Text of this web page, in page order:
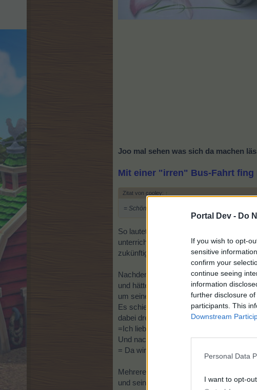
Portal Dev - Do
If you wish to opt-
sensitive
confirm your
continue seeing
information
further disclosure
participants. This
Downstream
Personal Data
I want to opt-
Joo mal sehen was sich da machen
Mit einer "irren" Bus-Fahrt fing
Zitat von cooley: ↑
= Schön... dann bist Du ja nicht mehr ständig
So lautete jener Satz, den Studentin
unterrichtet hatte, nicht mehr in der
zukünftig zu Hause, selbständig seinen
Nachdem die junge, burschikose Carla
und hätten diese auch blind gefunden
um seinen Hals gelegt.
Es schien eine gefühlte Ewigkeit zu
dabei drehte er sich mit Ihr um den Hals
=Ich liebe Dich... wann kommt es
Und nach einer ganzen Lawine von
= Da wirst Dich noch 6 Monate gedulden
Mehrere Stunden später, an einem ganz
und seinen Arm um sich gelegt spürend,